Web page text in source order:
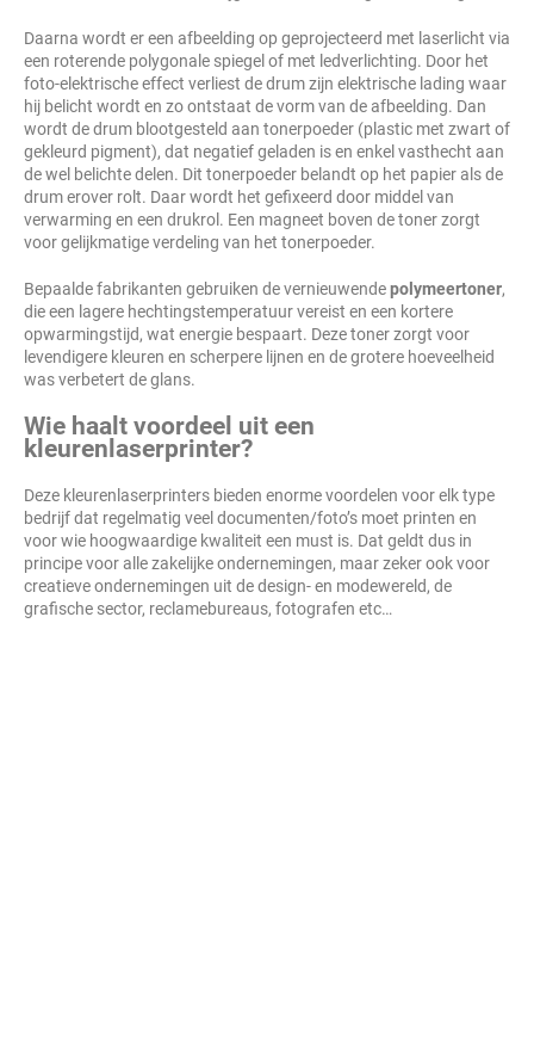
Daarna wordt er een afbeelding op geprojecteerd met laserlicht via
een roterende polygonale spiegel of met ledverlichting. Door het
foto-elektrische effect verliest de drum zijn elektrische lading waar
hij belicht wordt en zo ontstaat de vorm van de afbeelding. Dan
wordt de drum blootgesteld aan tonerpoeder (plastic met zwart of
gekleurd pigment), dat negatief geladen is en enkel vasthecht aan
de wel belichte delen. Dit tonerpoeder belandt op het papier als de
drum erover rolt. Daar wordt het gefixeerd door middel van
verwarming en een drukrol. Een magneet boven de toner zorgt
voor gelijkmatige verdeling van het tonerpoeder.
Bepaalde fabrikanten gebruiken de vernieuwendepolymeertoner,
die een lagere hechtingstemperatuur vereist en een kortere
opwarmingstijd, wat energie bespaart. Deze toner zorgt voor
levendigere kleuren en scherpere lijnen en de grotere hoeveelheid
was verbetert de glans.
Wie haalt voordeel uit een
kleurenlaserprinter?
Deze kleurenlaserprinters bieden enorme voordelen voor elk type
bedrijf dat regelmatig veel documenten/foto’s moet printen en
voor wie hoogwaardige kwaliteit een must is. Dat geldt dus in
principe voor alle zakelijke ondernemingen, maar zeker ook voor
creatieve ondernemingen uit de design- en modewereld, de
grafische sector, reclamebureaus, fotografen etc…